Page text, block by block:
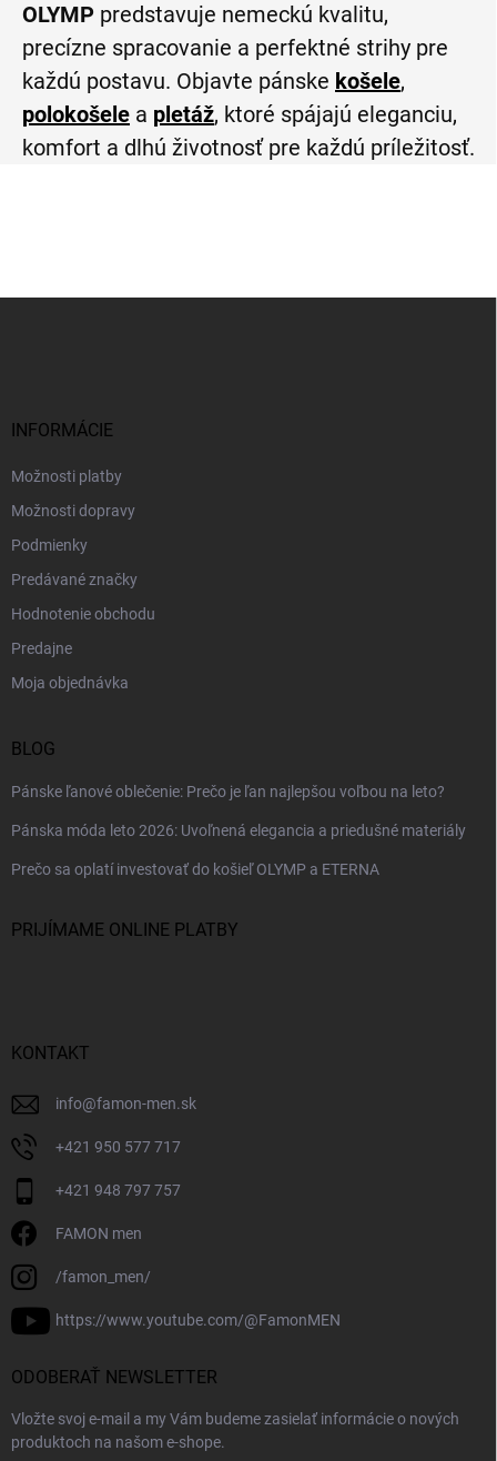
OLYMP predstavuje nemeckú kvalitu,
precízne spracovanie a perfektné strihy pre
každú postavu. Objavte pánske košele,
polokošele a pletáž, ktoré spájajú eleganciu,
komfort a dlhú životnosť pre každú príležitosť.
INFORMÁCIE
Možnosti platby
Možnosti dopravy
Podmienky
Predávané značky
Hodnotenie obchodu
Predajne
Moja objednávka
BLOG
Pánske ľanové oblečenie: Prečo je ľan najlepšou voľbou na leto?
Pánska móda leto 2026: Uvoľnená elegancia a priedušné materiály
Prečo sa oplatí investovať do košieľ OLYMP a ETERNA
PRIJÍMAME ONLINE PLATBY
KONTAKT
info@famon-men.sk
+421 950 577 717
+421 948 797 757
FAMON men
/famon_men/
https://www.youtube.com/@FamonMEN
ODOBERAŤ NEWSLETTER
Vložte svoj e-mail a my Vám budeme zasielať informácie o nových
produktoch na našom e-shope.